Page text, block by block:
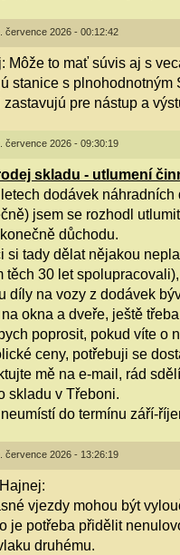
července 2026 - 00:12:42
Môže to mať súvis aj s
stanice s plnohodnotným
zastavujú pre nástup a
července 2026 - 09:30:19
skladu - utlumení
dodávek
jsem se rozhodl
důchodu.
si tady dělat nějakou
těch 30 let
díly na vozy z dodávek
okna a dveře, ještě
poprosit, pokud víte o
ceny, potřebuji se
mě na e-mail, rád
skladu v Třeboni.
do termínu září-
července 2026 - 13:26:19
vjezdy mohou být
je potřeba přidělit
druhému.